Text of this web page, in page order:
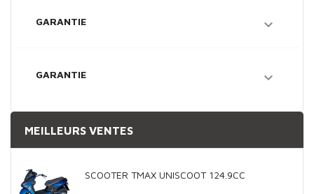
GARANTIE 
GARANTIE 
MEILLEURS VENTES
SCOOTER TMAX UNISCOOT 124.9CC